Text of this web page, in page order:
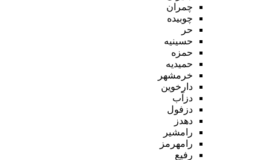
چمران
چوبیده
حر
حسینیه
حمزه
حمیدیه
خرمشهر
دارخوین
دزآب
دزفول
دهدز
رامشیر
رامهرمز
رفیع